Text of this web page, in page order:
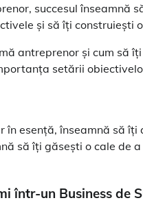
succesul înseamnă
și să îți construiești
antreprenor și cum să
setării
esență, înseamnă să
să îți găsești o cale de
într-un Business de